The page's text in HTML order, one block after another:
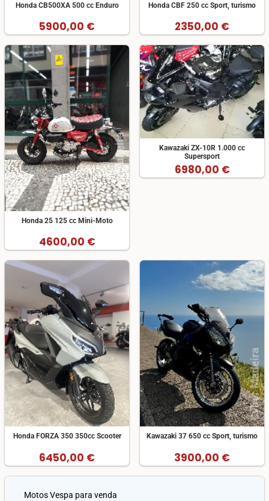
Honda CB500XA 500 cc Enduro
5900,00 €
Honda CBF 250 cc Sport, turismo
2350,00 €
Honda 25 125 cc Mini-Moto
4600,00 €
Kawazaki ZX-10R 1.000 cc
Supersport
6980,00 €
Honda FORZA 350 350cc Scooter
6450,00 €
Kawazaki 37 650 cc Sport, turismo
3900,00 €
Motos Vespa para venda